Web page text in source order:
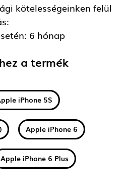
kötelességeinken felül
6 hónap
a termék
iPhone 5S
Apple iPhone 6
Apple iPhone 6 Plus